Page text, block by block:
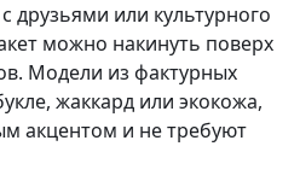
друзьями или культурного
можно накинуть поверх
Модели из фактурных
жаккард или экокожа,
акцентом и не требуют